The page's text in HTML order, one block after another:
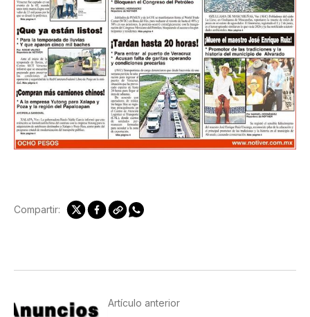
Compartir:
Artículo anterior